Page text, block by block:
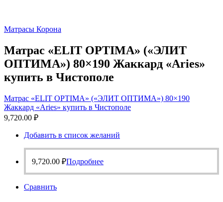
Матрасы Корона
Матрас «ELIT OPTIMA» («ЭЛИТ
ОПТИМА») 80×190 Жаккард «Aries»
купить в Чистополе
Матрас «ELIT OPTIMA» («ЭЛИТ ОПТИМА») 80×190
Жаккард «Aries» купить в Чистополе
9,720.00 ₽
Добавить в список желаний
9,720.00 ₽Подробнее
Сравнить